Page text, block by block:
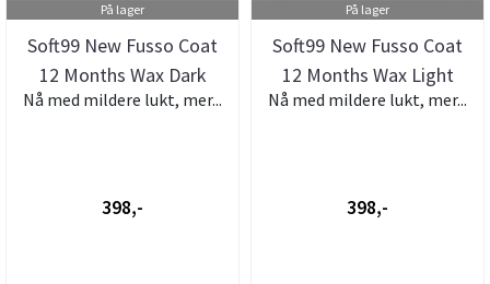
På lager
Soft99 New Fusso Coat
12 Months Wax Dark
Nå med mildere lukt, mer...
398,-
På lager
Soft99 New Fusso Coat
12 Months Wax Light
Nå med mildere lukt, mer...
398,-